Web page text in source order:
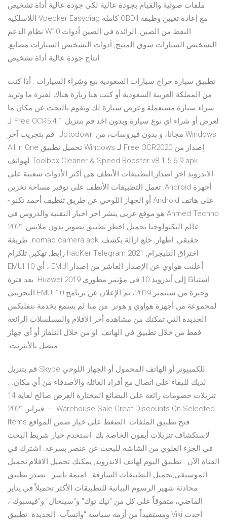
ملفات صوتية والقيام بجودة عالية لكى جودة عالية أداة تشخيص
اللاسلكية Vpecker Easydiag كاملة OBDII مع إعادة تعيين وظيفة
نظام الدعم W10 النفط من الصين, الرائدة في الصين أدوات
التشخيص السيارات سوق المنتج, أدوات التشخيص السيارات مصانع,
انتاج جودة عالية أداة تشخيص
تطبيق سيارة حراج سيارات السعودية بيع وشراء السيارات : أذا كنت
من المملكة العربية السعودية أو كنت هنا زيارة هناك لفترة ما وتريد
شراء سيارة مستعملة وعرض سيارة لك وتقوم بالبحث عن مكان ما
لعرض أو شراء اي نوع سيارة وبدون اخد ‫قم بنتزيل Free OCR5.4.1 لـ
Windows مجانا، و بدون فيروسات، من Uptodown. قم بتجريب آخر
إصدار من Free OCR2020 لـ Windows تحميل تطبيق All In One
Toolbox Cleaner & Speed Booster v8.1.5.6.9.apk لهواتف
الاندرويد اخر اصدار,التطبيقات الأنظف هي أكثر الأدوات شعبية على
أجهزة Android. تعمل التطبيقات الأنظف على توفير مساحة تخزين
على هاتف Android أو الجهاز اللوحي عن طريق تنظيف أحمد تكنو -
Ahmed Techno هو موقع عربي ينشر اخر اخبار التقنية والدروس في
عالم التكنولوجيا تحميل اخطر تطبيق تصوير بدون ملابس 2021
حقيقي, اظهار, خلع ازالة يكشف, nomao camera apk. طريقة
اختراق التليجرام, 2021 hacKer Telegram رابط, تهكير, تلكرام
أعلنت هواوي عن الإصدار العاشر من إصدار EMUI ، أي EMUI 10
استنادًا إلى أندرويد 10 في مؤتمر مطوري Huawei 2019. بعد فترة
وجيزة من سبتمبر 2019، تم الإعلان عن برنامج EMUI 10 التجريبي
لمجموعة من أجهزة هواوي و هونر. من منا لم يسمع بخدمة نتفليكس
الجديدة التي تمكنك من مشاهدة أخر الأفلام والمسلسلات الرائعة
فقط من خلال تطبيق في الهاتف. او من خلال التلفاز أو أي جهاز
متصل بالأنترنت.
قم بتنزيل Skype للكمبيوتر أو الهاتف المحمول أو الجهاز اللوحي
لديك للبقاء على اتصال مع أفراد العائلة والأصدقاء من أي مكان. .⁣⁣⁣⁣⁣⁣
تنزيلات⁣⁣⁣⁣⁣⁣ خصومات رائعة⁣⁣⁣⁣⁣⁣ على البضائع المختارة⁣⁣⁣⁣⁣⁣ العرض صالح لغاية 14
فبراير 2021⁣⁣⁣⁣⁣ ⁣⁣⁣⁣⁣⁣ --⁣⁣⁣⁣⁣⁣ ⁣⁣⁣⁣⁣⁣ Warehouse Sale⁣⁣⁣⁣⁣⁣ Great Discounts⁣⁣⁣⁣⁣⁣ On Selected
Items⁣⁣⁣⁣⁣⁣ فتح تطبيق الملفات. الضغط على خيار ضمن المواقع
لاستكشاف تنزيلات أيفون الخاصة بك. استخدم خيار شريط البحث
في الجزء العلوي من الشاشة للبحث عن عنصر بسرعة. اشترك في
القناة الآن ..تطبيق اليوم لهاتف الاندرويد, يمكنك تحميل الافلام,تحميل
الموسيقى,تحميل التطبيقات الشارقة - اميمة ياسر - تصدر تطبيق
محادثة شهير الرسوم البيانية للتطبيقات الأكثر تحميلاً في يناير
الماضي، متفوقاً على كل من "تيك توك" و"سينجال" و"فيسبوك"،
ومستفيداً من أزمة سياسة "واتسآب" الجديدة. تطبيق Viki احدث